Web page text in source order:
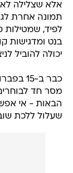
אלא שצלילה
תמונה אחרת
לפיד, שמטילות
בנט ומדגישות
יכולה להוביל
כבר ב-
מסר חד
הבאות - אי
שעלול ללכת